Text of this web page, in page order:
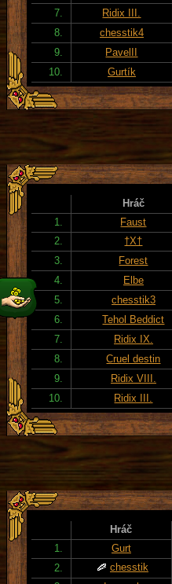
7.
Ridix III.
8.
chesstik4
9.
PavelII
10.
Gurtík
Hráč
1.
Faust
2.
†X†
3.
Forest
4.
Elbe
5.
chesstik3
6.
Tehol Beddict
7.
Ridix IX.
8.
Cruel destin
9.
Ridix VIII.
10.
Ridix III.
Hráč
1.
Gurt
2.
chesstik